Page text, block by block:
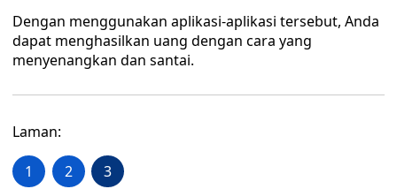
Dengan menggunakan aplikasi-aplikasi tersebut, Anda
dapat menghasilkan uang dengan cara yang
menyenangkan dan santai.
Laman:
1 2 3